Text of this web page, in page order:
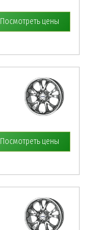
Посмотреть цены
Посмотреть цены